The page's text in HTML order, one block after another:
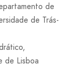
de
de Trás-
de Lisboa